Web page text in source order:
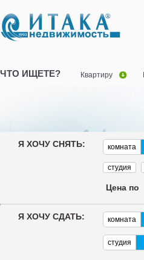
ЧТО ИЩЕТЕ? Квартиру
Я ХОЧУ СНЯТЬ: комната
студия
Цена по
Я ХОЧУ СДАТЬ: комната
студия